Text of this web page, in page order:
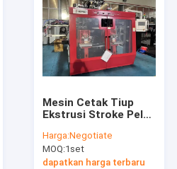
plastik
cetak
Mesin Cetak Tiup
Ekstrusi Stroke Pelat
Harga:Negotiate
MOQ:1set
dapatkan harga terbaru